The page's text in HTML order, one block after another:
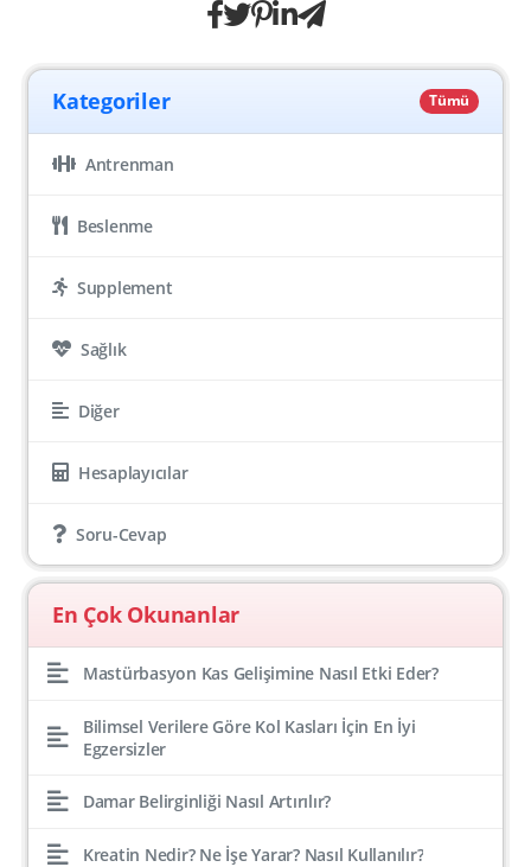
Kategoriler Tümü
Antrenman
Beslenme
Supplement
Sağlık
Diğer
Hesaplayıcılar
Soru-Cevap
En Çok Okunanlar
Mastürbasyon Kas Gelişimine Nasıl Etki Eder?
Bilimsel Verilere Göre Kol Kasları İçin En İyi
Egzersizler
Damar Belirginliği Nasıl Artırılır?
Kreatin Nedir? Ne İşe Yarar? Nasıl Kullanılır?